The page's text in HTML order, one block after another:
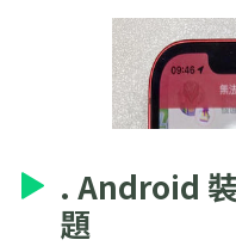
. Android
題